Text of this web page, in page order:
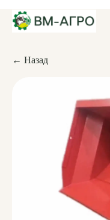
← Назад